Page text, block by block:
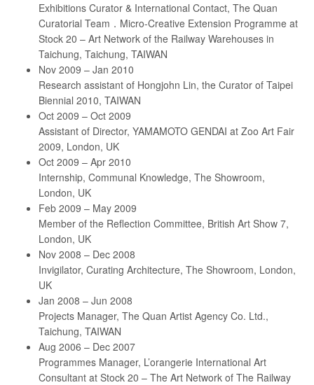
Exhibitions Curator & International Contact, The Quan
Curatorial Team．Micro-Creative Extension Programme at
Stock 20 – Art Network of the Railway Warehouses in
Taichung, Taichung, TAIWAN
Nov 2009 – Jan 2010
Research assistant of Hongjohn Lin, the Curator of Taipei
Biennial 2010, TAIWAN
Oct 2009 – Oct 2009
Assistant of Director, YAMAMOTO GENDAI at Zoo Art Fair
2009, London, UK
Oct 2009 – Apr 2010
Internship, Communal Knowledge, The Showroom,
London, UK
Feb 2009 – May 2009
Member of the Reflection Committee, British Art Show 7,
London, UK
Nov 2008 – Dec 2008
Invigilator, Curating Architecture, The Showroom, London,
UK
Jan 2008 – Jun 2008
Projects Manager, The Quan Artist Agency Co. Ltd.,
Taichung, TAIWAN
Aug 2006 – Dec 2007
Programmes Manager, L’orangerie International Art
Consultant at Stock 20 – The Art Network of The Railway